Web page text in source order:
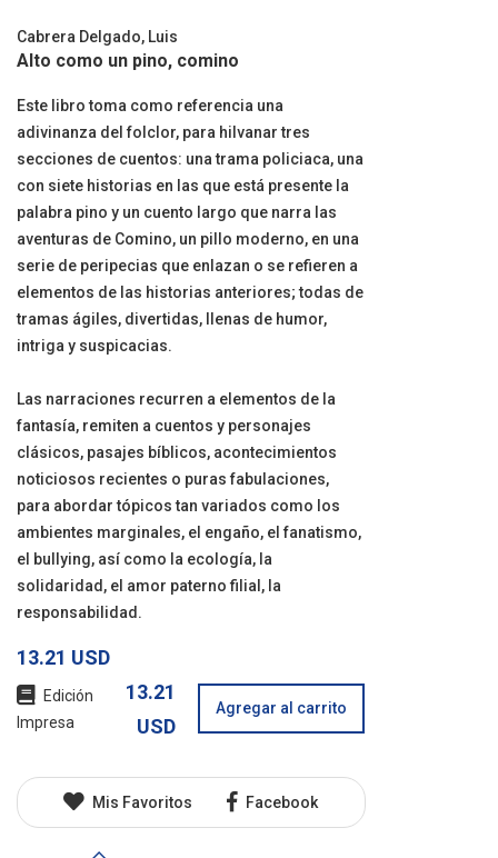
Cabrera Delgado, Luis
Alto como un pino, comino
Este libro toma como referencia una
adivinanza del folclor, para hilvanar tres
secciones de cuentos: una trama policiaca, una
con siete historias en las que está presente la
palabra pino y un cuento largo que narra las
aventuras de Comino, un pillo moderno, en una
serie de peripecias que enlazan o se refieren a
elementos de las historias anteriores; todas de
tramas ágiles, divertidas, llenas de humor,
intriga y suspicacias.
Las narraciones recurren a elementos de la
fantasía, remiten a cuentos y personajes
clásicos, pasajes bíblicos, acontecimientos
noticiosos recientes o puras fabulaciones,
para abordar tópicos tan variados como los
ambientes marginales, el engaño, el fanatismo,
el bullying, así como la ecología, la
solidaridad, el amor paterno filial, la
responsabilidad.
13.21 USD
Edición
Impresa
13.21
USD
Agregar al carrito
Mis Favoritos Facebook